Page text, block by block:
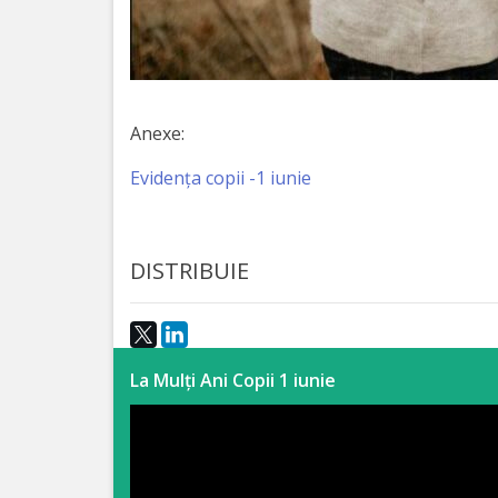
Anticorupție
Evenimente
regulamente
internațională
Anexe:
Evidența copii -1 iunie
DISTRIBUIE
La Mulți Ani Copii 1 iunie